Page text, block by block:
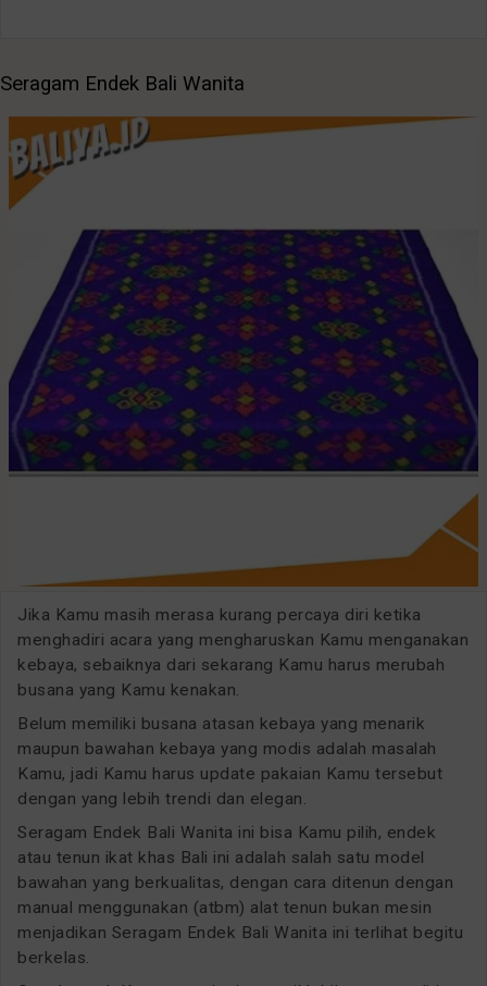
Seragam Endek Bali Wanita
Jika Kamu masih merasa kurang percaya diri ketika
menghadiri acara yang mengharuskan Kamu menganakan
kebaya, sebaiknya dari sekarang Kamu harus merubah
busana yang Kamu kenakan.
Belum memiliki busana atasan kebaya yang menarik
maupun bawahan kebaya yang modis adalah masalah
Kamu, jadi Kamu harus update pakaian Kamu tersebut
dengan yang lebih trendi dan elegan.
Seragam Endek Bali Wanita ini bisa Kamu pilih, endek
atau tenun ikat khas Bali ini adalah salah satu model
bawahan yang berkualitas, dengan cara ditenun dengan
manual menggunakan (atbm) alat tenun bukan mesin
menjadikan Seragam Endek Bali Wanita ini terlihat begitu
berkelas.